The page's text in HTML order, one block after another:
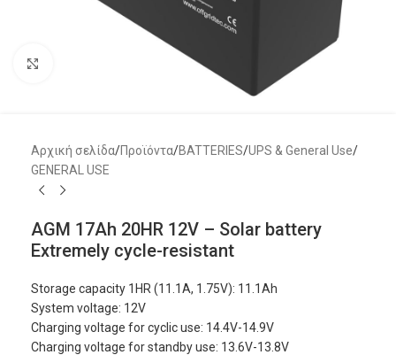
Αρχική σελίδα/Προϊόντα/BATTERIES/UPS & General Use/
GENERAL USE
AGM 17Ah 20HR 12V – Solar battery
Extremely cycle-resistant
Storage capacity 1HR (11.1A, 1.75V): 11.1Ah
System voltage: 12V
Charging voltage for cyclic use: 14.4V-14.9V
Charging voltage for standby use: 13.6V-13.8V